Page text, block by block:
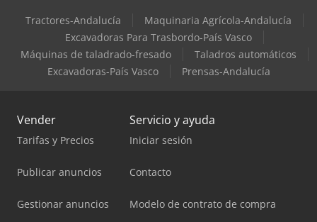
Tractores-Andalucía
Maquinaria Agrícola-Andalucía
Excavadoras Para Trasbordo-País Vasco
Máquinas de taladrado-fresado
Taladros automáticos
Excavadoras-País Vasco
Prensas-Andalucía
Vender
Tarifas y Precios
Publicar anuncios
Gestionar anuncios
Servicio y ayuda
Iniciar sesión
Contacto
Modelo de contrato de compra